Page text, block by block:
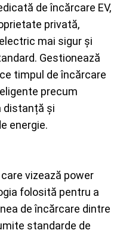
de încărcare EV,
privată,
mai sigur și
Gestionează
timpul de încărcare
precum
distanță și
energie.
vizează power
folosită pentru a
de încărcare dintre
standarde de